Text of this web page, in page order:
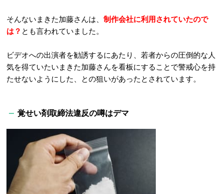
そんないまきた加藤さんは、 制作会社に利用されていたので
は？ とも言われていました。
ビデオへの出演者を勧誘するにあたり、若者からの圧倒的な人
気を得ていたいまきた加藤さんを看板にすることで警戒心を持
たせないようにした、との狙いがあったとされています。
覚せい剤取締法違反の噂はデマ